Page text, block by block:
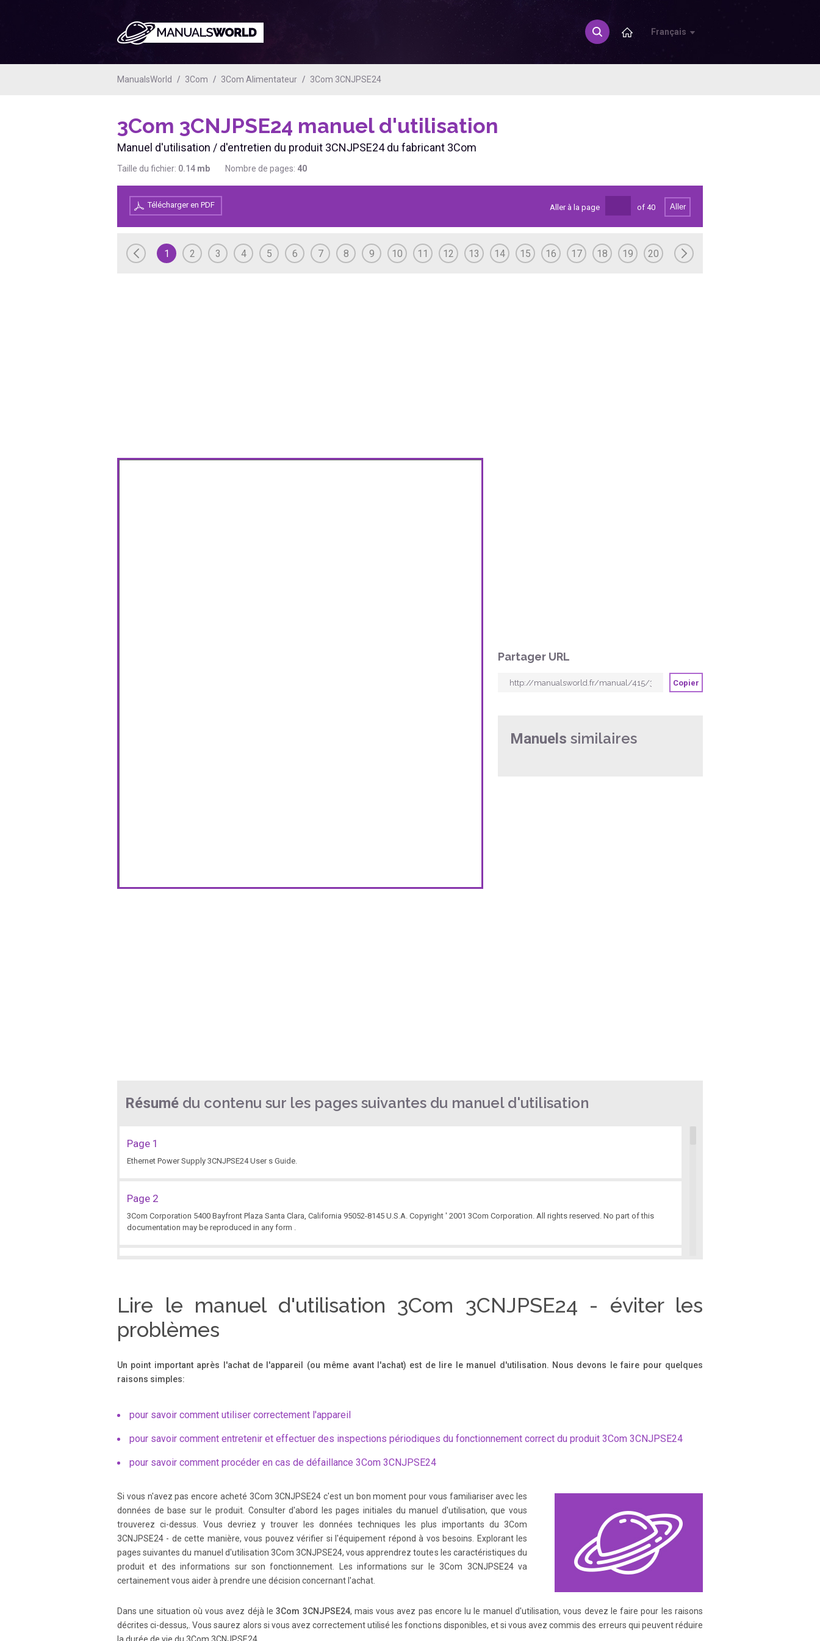
Français
ManualsWorld 3Com 3Com Alimentateur 3Com 3CNJPSE24
3Com 3CNJPSE24 manuel d'utilisation
Manuel d'utilisation / d'entretien du produit 3CNJPSE24 du fabricant 3Com
Taille du fichier: 0.14 mb Nombre de pages: 40
Télécharger en PDF Aller à la page of 40 Aller
1 2 3 4 5 6 7 8 9 10 11 12 13 14 15 16 17 18 19 20 21
Partager URL
Copier
Manuels similaires
Résumé du contenu sur les pages suivantes du manuel d'utilisation
Page 1
Ethernet Power Supply 3CNJPSE24 User s Guide.
Page 2
3Com Corporation 5400 Bayfront Plaza Santa Clara, California 95052-8145 U.S.A. Copyright ' 2001 3Com Corporation. All rights reserved. No part of this
documentation may be reproduced in any form .
Page 4
installation, setup, configuration, and management of the Ethernet Power Supply.
Technical Support ii Ethernet Power Supply User s Guide Technical Support 3Com provides easy access to technical support information through a variety
Page 7
About This Guide Ethernet Power Supply User s Guide iii Knowledgebase Web Services This interactive tool contains technical product information
compiled by 3Com expert technical engineers around the˚globe.˚Located on the World Wide Web at http:// knowledgebase.
Page 8
resources or from your network supplier, 3Com offers technical telephone support services.
Lire le manuel d'utilisation 3Com 3CNJPSE24 - éviter les
problèmes
Un point important après l'achat de l'appareil (ou même avant l'achat) est de lire le manuel d'utilisation. Nous devons le faire pour quelques
raisons simples:
pour savoir comment utiliser correctement l'appareil
pour savoir comment entretenir et effectuer des inspections périodiques du fonctionnement correct du produit 3Com 3CNJPSE24
pour savoir comment procéder en cas de défaillance 3Com 3CNJPSE24
Si vous n'avez pas encore acheté 3Com 3CNJPSE24 c'est un bon moment pour vous familiariser avec les
données de base sur le produit. Consulter d'abord les pages initiales du manuel d'utilisation, que vous
trouverez ci-dessus. Vous devriez y trouver les données techniques les plus importants du 3Com
3CNJPSE24 - de cette manière, vous pouvez vérifier si l'équipement répond à vos besoins. Explorant les
pages suivantes du manuel d'utilisation 3Com 3CNJPSE24, vous apprendrez toutes les caractéristiques du
produit et des informations sur son fonctionnement. Les informations sur le 3Com 3CNJPSE24 va
certainement vous aider à prendre une décision concernant l'achat.
Dans une situation où vous avez déjà le3Com 3CNJPSE24, mais vous avez pas encore lu le manuel d'utilisation, vous devez le faire pour les raisons
décrites ci-dessus,. Vous saurez alors si vous avez correctement utilisé les fonctions disponibles, et si vous avez commis des erreurs qui peuvent réduire